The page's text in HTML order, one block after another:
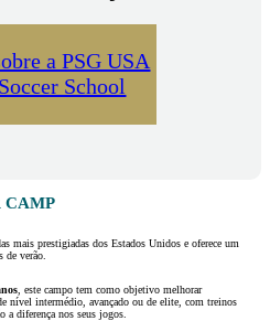
a PSG USA
School
CAMP
mais prestigiadas dos Estados Unidos e oferece um
de verão.
, este campo tem como objetivo melhorar
nível intermédio, avançado ou de elite, com treinos
a diferença nos seus jogos.